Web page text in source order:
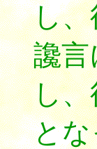
し、
讒
し、
と